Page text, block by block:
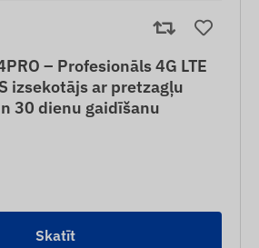
– Profesionāls 4G LTE
izsekotājs ar pretzagļu
30 dienu gaidīšanu
Skatīt